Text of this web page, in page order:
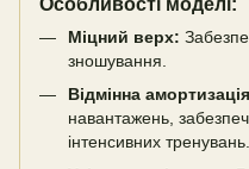
Міцний верх:
зношування.
Відмінна
навантажень,
інтенсивних тренувань.